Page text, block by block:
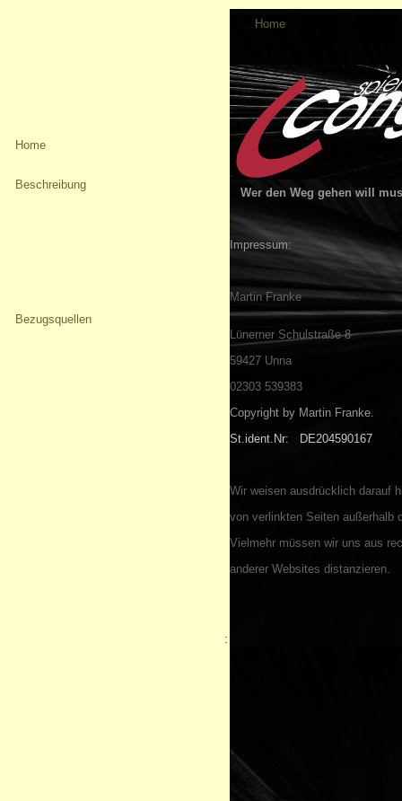
Home
Beschreibung
Bezugsquellen
:
Home
Wer den Weg gehen will
Impressum:
Martin Franke
Lünerner Schulstraße 8
59427 Unna
02303 539383
Copyright by Martin Franke.
St.ident.Nr: DE204590167
Wir weisen ausdrücklich darauf
von verlinkten Seiten außerhalb
Vielmehr müssen wir uns aus
anderer Websites distanzieren.